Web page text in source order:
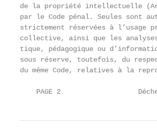
de la propriété intellectuelle
par le Code pénal. Seules sont
strictement réservées à l’usage
collective, ainsi que les
tique, pédagogique ou
sous réserve, toutefois, du
du même Code, relatives à la
PAGE 2